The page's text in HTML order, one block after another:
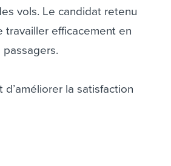
vols. Le candidat retenu
efficacement en
la satisfaction